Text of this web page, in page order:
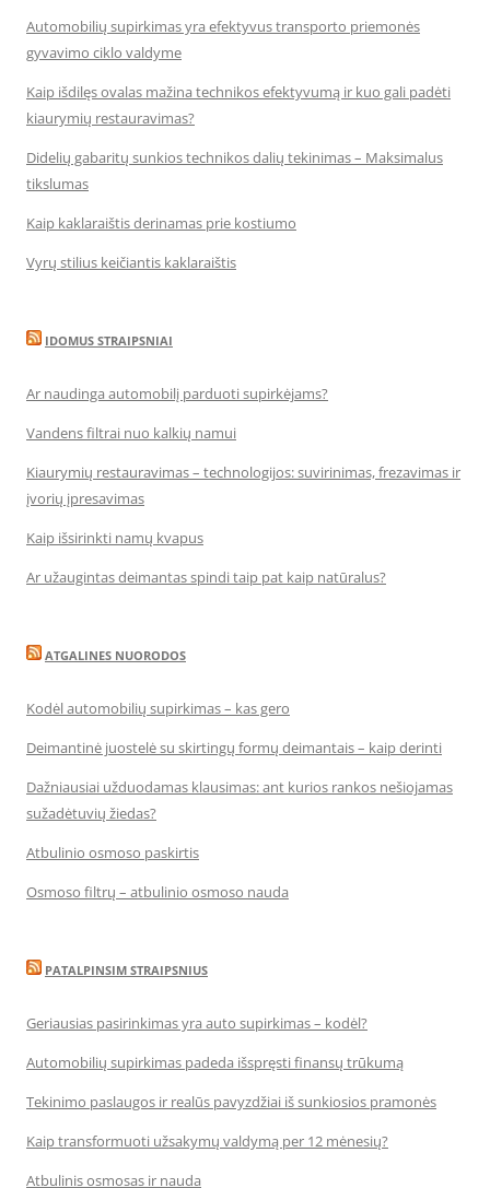
Automobilių supirkimas yra efektyvus transporto priemonės
gyvavimo ciklo valdyme
Kaip išdilęs ovalas mažina technikos efektyvumą ir kuo gali padėti
kiaurymių restauravimas?
Didelių gabaritų sunkios technikos dalių tekinimas – Maksimalus
tikslumas
Kaip kaklaraištis derinamas prie kostiumo
Vyrų stilius keičiantis kaklaraištis
IDOMUS STRAIPSNIAI
Ar naudinga automobilį parduoti supirkėjams?
Vandens filtrai nuo kalkių namui
Kiaurymių restauravimas – technologijos: suvirinimas, frezavimas ir
įvorių įpresavimas
Kaip išsirinkti namų kvapus
Ar užaugintas deimantas spindi taip pat kaip natūralus?
ATGALINES NUORODOS
Kodėl automobilių supirkimas – kas gero
Deimantinė juostelė su skirtingų formų deimantais – kaip derinti
Dažniausiai užduodamas klausimas: ant kurios rankos nešiojamas
sužadėtuvių žiedas?
Atbulinio osmoso paskirtis
Osmoso filtrų – atbulinio osmoso nauda
PATALPINSIM STRAIPSNIUS
Geriausias pasirinkimas yra auto supirkimas – kodėl?
Automobilių supirkimas padeda išspręsti finansų trūkumą
Tekinimo paslaugos ir realūs pavyzdžiai iš sunkiosios pramonės
Kaip transformuoti užsakymų valdymą per 12 mėnesių?
Atbulinis osmosas ir nauda